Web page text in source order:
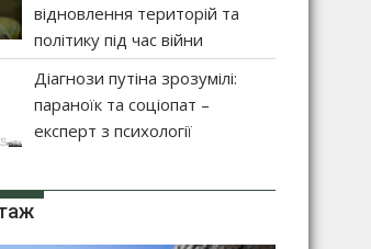
відновлення територій та
політику під час війни
Діагнози путіна зрозумілі:
параноїк та соціопат –
експерт з психології